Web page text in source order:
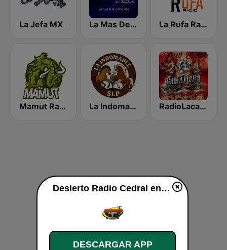
La Jefa MX La Mas Desmadrosa de Matehuala La Rufa Radio
Mamut Radio La Indomable SLP RadioLacawamera.com
Desierto Radio Cedral en vivo
DESCARGAR APP